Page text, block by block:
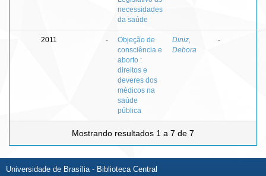
necessidades
da saúde
2011 -
Objeção de
consciência e
aborto :
direitos e
deveres dos
médicos na
saúde
pública
Diniz,
Debora
-
Mostrando resultados 1 a 7 de 7
Universidade de Brasília - Biblioteca Central